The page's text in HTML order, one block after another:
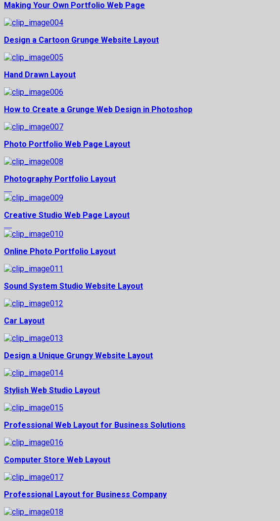
Making Your Own Portfolio Web Page
Design a Cartoon Grunge Website Layout
Hand Drawn Layout
How to Create a Grunge Web Design in Photoshop
Photo Portfolio Web Page Layout
Photography Portfolio Layout
Creative Studio Web Page Layout
Online Photo Portfolio Layout
Sound System Studio Website Layout
Car Layout
Design a Unique Grungy Website Layout
Stylish Web Studio Layout
Professional Web Layout for Business Solutions
Computer Store Web Layout
Professional Layout for Business Company